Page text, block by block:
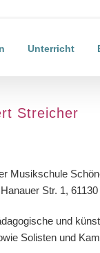
Unterricht
Streicher
Musikschule
Str. 1,
und
Solisten und